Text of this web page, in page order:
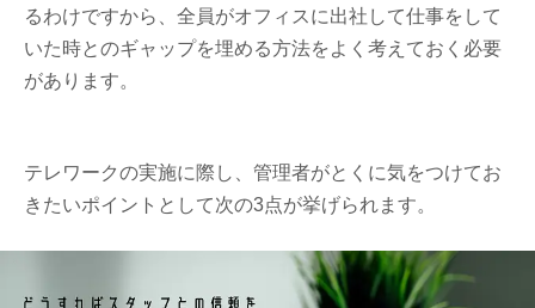
るわけですから、全員がオフィスに出社して仕事をして
いた時とのギャップを埋める方法をよく考えておく必要
があります。
テレワークの実施に際し、管理者がとくに気をつけてお
きたいポイントとして次の3点が挙げられます。